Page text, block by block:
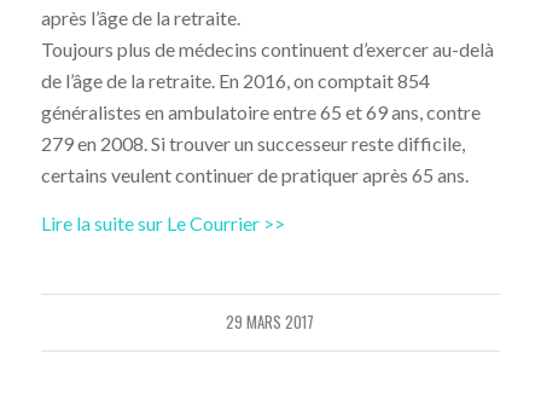
après l’âge de la retraite.
Toujours plus de médecins continuent d’exercer au-delà
de l’âge de la retraite. En 2016, on comptait 854
généralistes en ambulatoire entre 65 et 69 ans, contre
279 en 2008. Si trouver un successeur reste difficile,
certains veulent continuer de pratiquer après 65 ans.
Lire la suite sur Le Courrier >>
29 MARS 2017